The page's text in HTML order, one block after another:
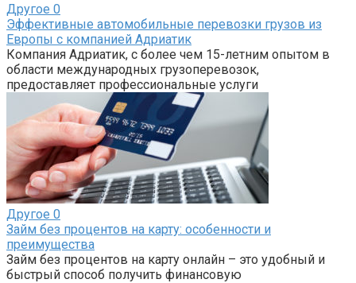
Другое 0
Эффективные автомобильные перевозки грузов из
Европы с компанией Адриатик
Компания Адриатик, с более чем 15-летним опытом в
области международных грузоперевозок,
предоставляет профессиональные услуги
Другое 0
Займ без процентов на карту: особенности и
преимущества
Займ без процентов на карту онлайн – это удобный и
быстрый способ получить финансовую